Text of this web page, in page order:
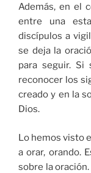
Además, en el
entre una
discípulos a
se deja la
para seguir. Si
reconocer los
creado y en la
Dios.
Lo hemos visto
a orar, orando.
sobre la